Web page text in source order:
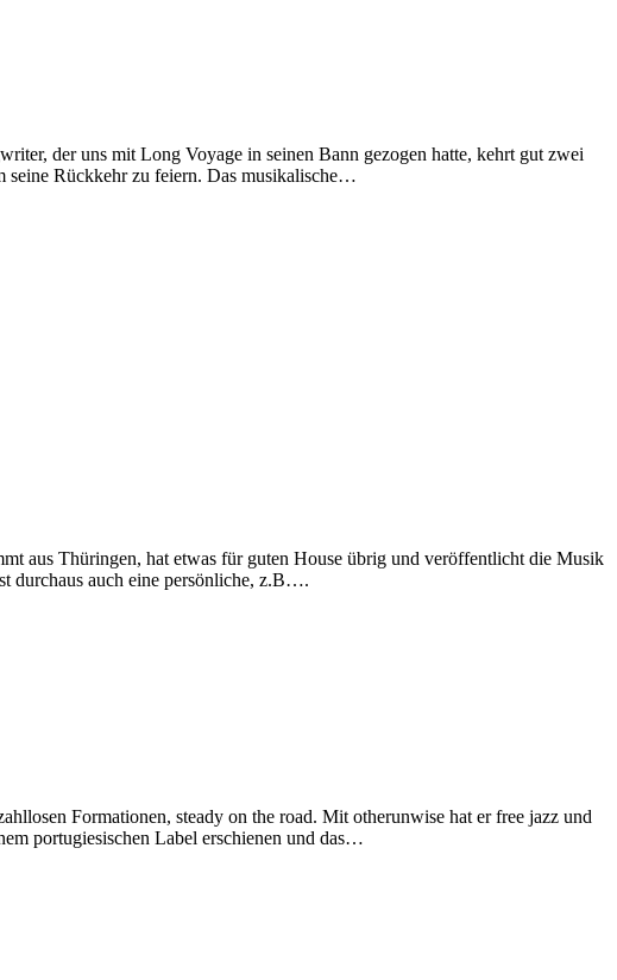
der uns mit Long Voyage in seinen Bann gezogen hatte, kehrt gut zwei
seine Rückkehr zu feiern. Das musikalische…
aus Thüringen, hat etwas für guten House übrig und veröffentlicht die Musik
durchaus auch eine persönliche, z.B….
Formationen, steady on the road. Mit otherunwise hat er free jazz und
portugiesischen Label erschienen und das…